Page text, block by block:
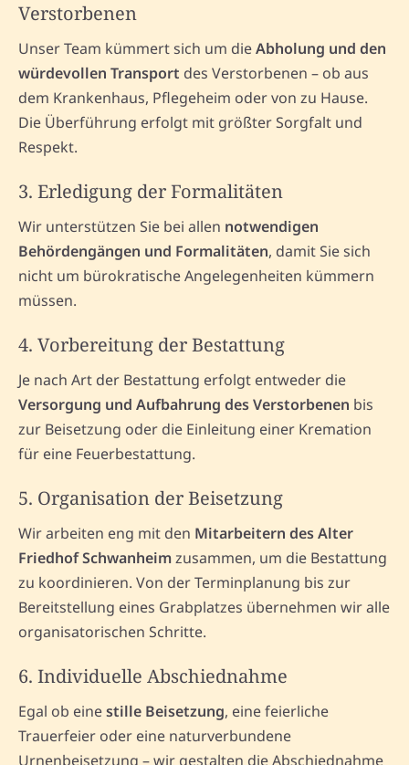
Verstorbenen
Unser Team kümmert sich um dieAbholung und den
würdevollen Transport des Verstorbenen – ob aus
dem Krankenhaus, Pflegeheim oder von zu Hause.
Die Überführung erfolgt mit größter Sorgfalt und
Respekt.
3. Erledigung der Formalitäten
Wir unterstützen Sie bei allen notwendigen
Behördengängen und Formalitäten, damit Sie sich
nicht um bürokratische Angelegenheiten kümmern
müssen.
4. Vorbereitung der Bestattung
Je nach Art der Bestattung erfolgt entweder die
Versorgung und Aufbahrung des Verstorbenen bis
zur Beisetzung oder die Einleitung einer Kremation
für eine Feuerbestattung.
5. Organisation der Beisetzung
Wir arbeiten eng mit den Mitarbeitern des Alter
Friedhof Schwanheimzusammen, um die Bestattung
zu koordinieren. Von der Terminplanung bis zur
Bereitstellung eines Grabplatzes übernehmen wir alle
organisatorischen Schritte.
6. Individuelle Abschiednahme
Egal ob einestille Beisetzung, eine feierliche
Trauerfeier oder eine naturverbundene
Urnenbeisetzung – wir gestalten die Abschiednahme